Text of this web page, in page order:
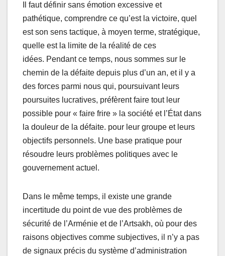
Il faut définir sans émotion excessive et
pathétique, comprendre ce qu’est la victoire, quel
est son sens tactique, à moyen terme, stratégique,
quelle est la limite de la réalité de ces
idées. Pendant ce temps, nous sommes sur le
chemin de la défaite depuis plus d’un an, et il y a
des forces parmi nous qui, poursuivant leurs
poursuites lucratives, préfèrent faire tout leur
possible pour « faire frire » la société et l’État dans
la douleur de la défaite. pour leur groupe et leurs
objectifs personnels. Une base pratique pour
résoudre leurs problèmes politiques avec le
gouvernement actuel.
Dans le même temps, il existe une grande
incertitude du point de vue des problèmes de
sécurité de l’Arménie et de l’Artsakh, où pour des
raisons objectives comme subjectives, il n’y a pas
de signaux précis du système d’administration